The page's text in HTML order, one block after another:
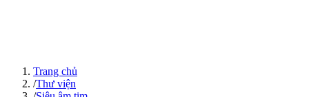
Trang chủ
/Thư viện